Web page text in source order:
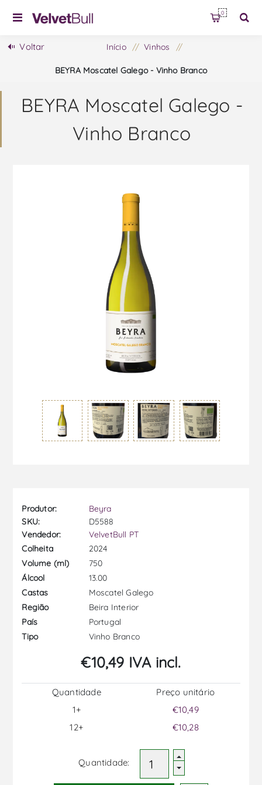
0
Voltar Início / Vinhos /
BEYRA Moscatel Galego - Vinho Branco
BEYRA Moscatel Galego -
Vinho Branco
Produtor:
Beyra
SKU:
D5588
Vendedor:
VelvetBull PT
Colheita
2024
Volume (ml)
750
Álcool
13.00
Castas
Moscatel Galego
Região
Beira Interior
País
Portugal
Tipo
Vinho Branco
€10,49 IVA incl.
Quantidade
1+
12+
Preço unitário
€10,49
€10,28
Quantidade: